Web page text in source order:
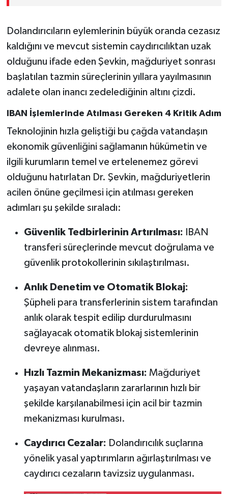
Dolandırıcıların eylemlerinin büyük oranda cezasız
kaldığını ve mevcut sistemin caydırıcılıktan uzak
olduğunu ifade eden Şevkin, mağduriyet sonrası
başlatılan tazmin süreçlerinin yıllara yayılmasının
adalete olan inancı zedelediğinin altını çizdi.
IBAN İşlemlerinde Atılması Gereken 4 Kritik Adım
Teknolojinin hızla geliştiği bu çağda vatandaşın
ekonomik güvenliğini sağlamanın hükümetin ve
ilgili kurumların temel ve ertelenemez görevi
olduğunu hatırlatan Dr. Şevkin, mağduriyetlerin
acilen önüne geçilmesi için atılması gereken
adımları şu şekilde sıraladı:
Güvenlik Tedbirlerinin Artırılması: IBAN
transferi süreçlerinde mevcut doğrulama ve
güvenlik protokollerinin sıkılaştırılması.
Anlık Denetim ve Otomatik Blokaj:
Şüpheli para transferlerinin sistem tarafından
anlık olarak tespit edilip durdurulmasını
sağlayacak otomatik blokaj sistemlerinin
devreye alınması.
Hızlı Tazmin Mekanizması: Mağduriyet
yaşayan vatandaşların zararlarının hızlı bir
şekilde karşılanabilmesi için acil bir tazmin
mekanizması kurulması.
Caydırıcı Cezalar: Dolandırıcılık suçlarına
yönelik yasal yaptırımların ağırlaştırılması ve
caydırıcı cezaların tavizsiz uygulanması.